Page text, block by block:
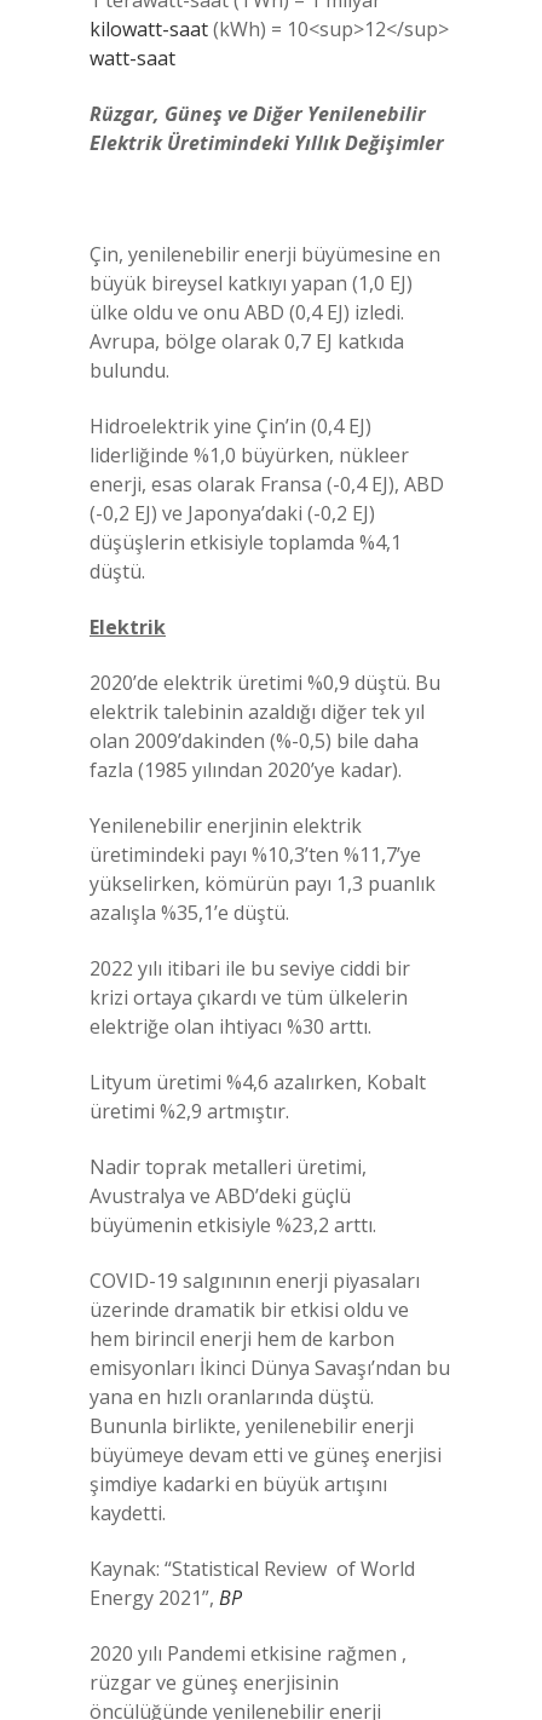
(‬kWh‭) = ‬10‭<‬sup‭>‬12‭<‬/sup‭>
‬watt-saat‭
Rüzgar, Güneş ve Diğer Yenilenebilir
Elektrik Üretimindeki Yıllık Değişimler
Çin, yenilenebilir enerji büyümesine en
büyük bireysel katkıyı yapan (1,0 EJ)
ülke oldu ve onu ABD (0,4 EJ) izledi.
Avrupa, bölge olarak 0,7 EJ katkıda
bulundu.
Hidroelektrik yine Çin’in (0,4 EJ)
liderliğinde %1,0 büyürken, nükleer
enerji, esas olarak Fransa (-0,4 EJ), ABD
(-0,2 EJ) ve Japonya’daki (-0,2 EJ)
düşüşlerin etkisiyle toplamda %4,1
düştü.
Elektrik
2020’de elektrik üretimi %0,9 düştü. Bu
elektrik talebinin azaldığı diğer tek yıl
olan 2009’dakinden (%-0,5) bile daha
fazla (1985 yılından 2020’ye kadar).
Yenilenebilir enerjinin elektrik
üretimindeki payı %10,3’ten %11,7’ye
yükselirken, kömürün payı 1,3 puanlık
azalışla %35,1’e düştü.
2022 yılı itibari ile bu seviye ciddi bir
krizi ortaya çıkardı ve tüm ülkelerin
elektriğe olan ihtiyacı %30 arttı.
Lityum üretimi %4,6 azalırken, Kobalt
üretimi %2,9 artmıştır.
Nadir toprak metalleri üretimi,
Avustralya ve ABD’deki güçlü
büyümenin etkisiyle %23,2 arttı.
COVID-19 salgınının enerji piyasaları
üzerinde dramatik bir etkisi oldu ve
hem birincil enerji hem de karbon
emisyonları İkinci Dünya Savaşı’ndan bu
yana en hızlı oranlarında düştü.
Bununla birlikte, yenilenebilir enerji
büyümeye devam etti ve güneş enerjisi
şimdiye kadarki en büyük artışını
kaydetti.
Kaynak: “Statistical Review of World
Energy 2021”, BP
2020 yılı Pandemi etkisine rağmen ,
rüzgar ve güneş enerjisinin
öncülüğünde yenilenebilir enerji